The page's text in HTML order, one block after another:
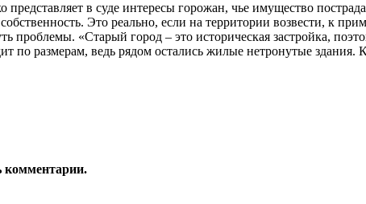
в суде интересы горожан, чье имущество
Это реально, если на территории возвести, к
проблемы. «Старый город – это историческая застройка,
по размерам, ведь рядом остались жилые нетронутые здания.
комментарии.